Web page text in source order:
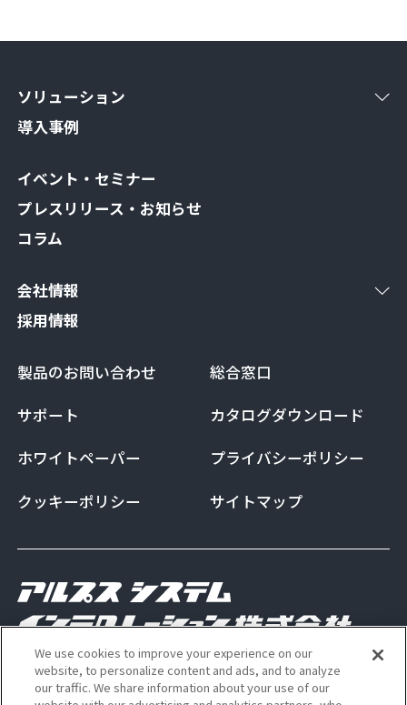
ソリューション
導入事例
イベント・セミナー
プレスリリース・お知らせ
コラム
会社情報
採用情報
製品のお問い合わせ
総合窓口
サポート
カタログダウンロード
ホワイトペーパー
プライバシーポリシー
クッキーポリシー
サイトマップ
Copyright Alps System Integration Co., Ltd. All
rights reserved
We use cookies to improve your experience on our
website, to personalize content and ads, and to analyze
our traffic. We share information about your use of our